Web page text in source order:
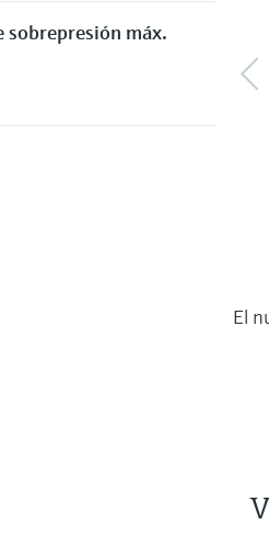
El
sobrepresión máx.